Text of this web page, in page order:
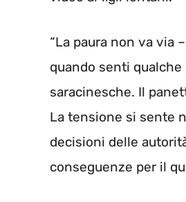
“La paura non va via
quando senti
saracinesche. Il
La tensione si sente
decisioni delle
conseguenze per il